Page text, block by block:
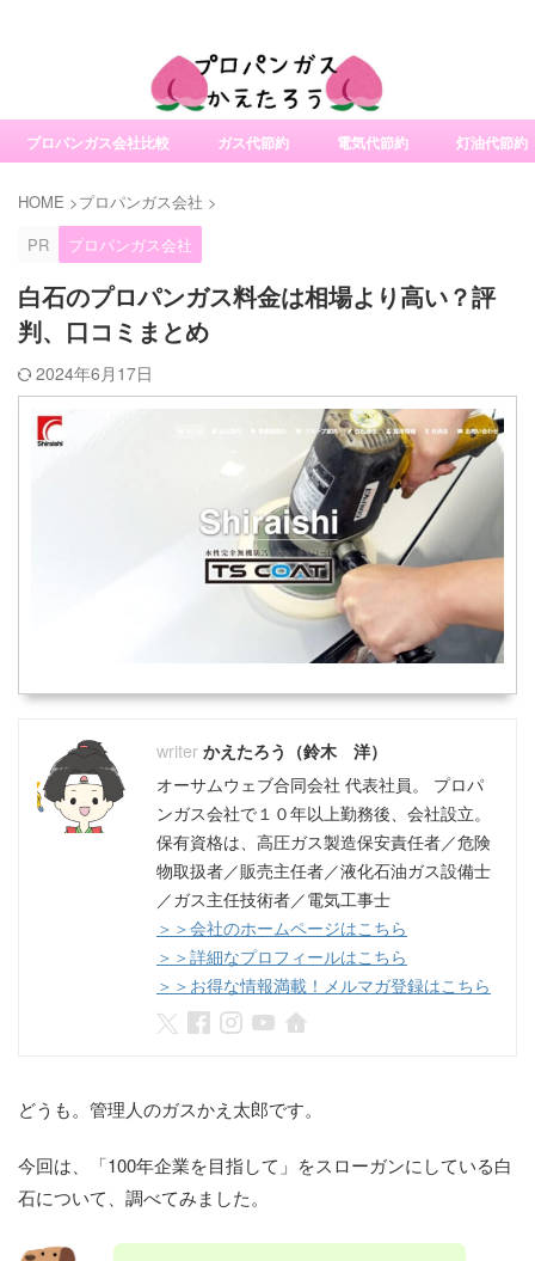
プロパンガス会社比較 ガス代節約 電気代節約 灯油代節約
HOME >プロパンガス会社 >
PR
プロパンガス会社
白石のプロパンガス料金は相場より高い？評
判、口コミまとめ
2024年6月17日
かえたろう（鈴木 洋）
オーサムウェブ合同会社 代表社員。 プロパ
ンガス会社で１０年以上勤務後、会社設立。
保有資格は、高圧ガス製造保安責任者／危険
物取扱者／販売主任者／液化石油ガス設備士
／ガス主任技術者／電気工事士
＞＞会社のホームページはこちら
＞＞詳細なプロフィールはこちら
＞＞お得な情報満載！メルマガ登録はこちら
どうも。管理人のガスかえ太郎です。
今回は、「100年企業を目指して」をスローガンにしている白
石について、調べてみました。